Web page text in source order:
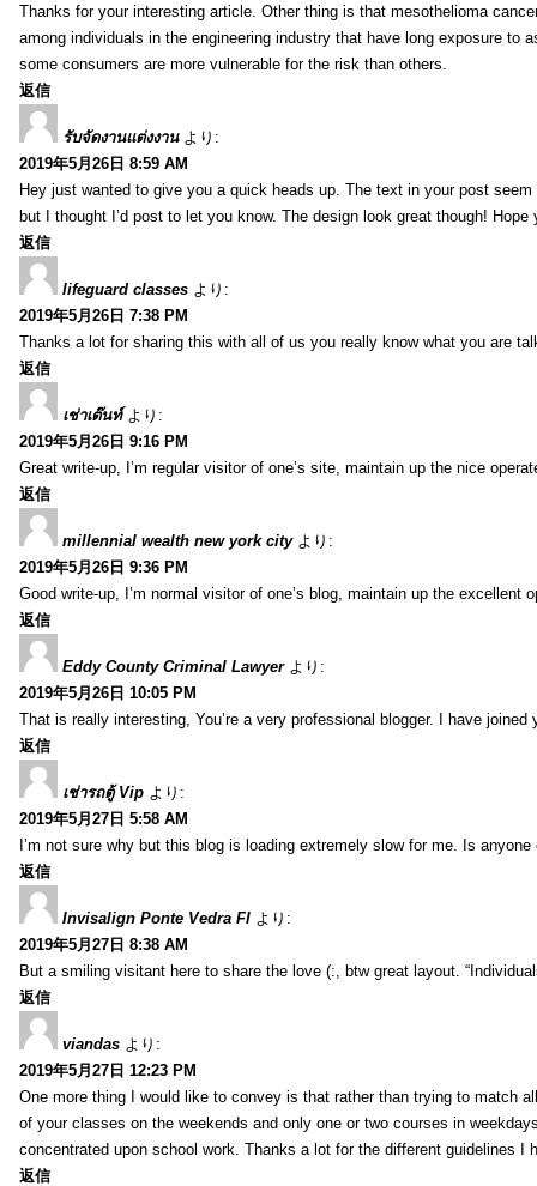
Thanks for your interesting article. Other thing is that mesothelioma
among individuals in the engineering industry that have long exposure
some consumers are more vulnerable for the risk than others.
返信
รับจัดงานแต่งงาน より:
2019年5月26日 8:59 AM
Hey just wanted to give you a quick heads up. The text in your post
but I thought I’d post to let you know. The design look great though!
返信
lifeguard classes より:
2019年5月26日 7:38 PM
Thanks a lot for sharing this with all of us you really know what you are
返信
เช่าเต๊นท์ より:
2019年5月26日 9:16 PM
Great write-up, I’m regular visitor of one’s site, maintain up the nice
返信
millennial wealth new york city より:
2019年5月26日 9:36 PM
Good write-up, I’m normal visitor of one’s blog, maintain up the excellent
返信
Eddy County Criminal Lawyer より:
2019年5月26日 10:05 PM
That is really interesting, You’re a very professional blogger. I have
返信
เช่ารถตู้ Vip より:
2019年5月27日 5:58 AM
I’m not sure why but this blog is loading extremely slow for me. Is
返信
Invisalign Ponte Vedra Fl より:
2019年5月27日 8:38 AM
But a smiling visitant here to share the love (:, btw great layout.
返信
viandas より:
2019年5月27日 12:23 PM
One more thing I would like to convey is that rather than trying to match
of your classes on the weekends and only one or two courses in
concentrated upon school work. Thanks a lot for the different guidelines I
返信